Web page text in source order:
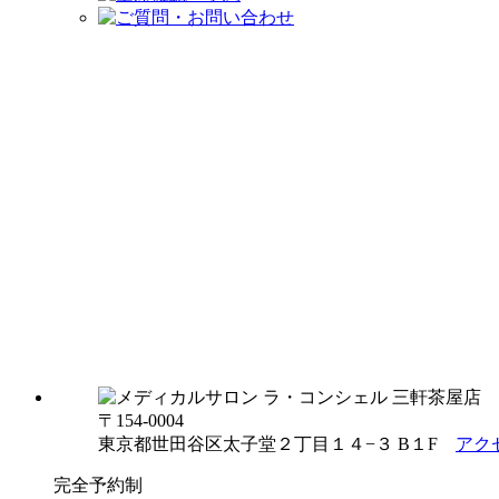
〒154-0004
東京都世田谷区太子堂２丁目１４−３ B１F アク
完全予約制